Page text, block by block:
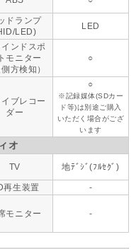
ドランプ
LED)
LED
インドスポ
モニター
側方検知）
○
イブレコー
ダー
○
※記録媒体(SDカー
ド等)は別途ご購入
いただく場合がござ
います
オ
TV 地ﾃﾞｼﾞ(ﾌﾙｾｸﾞ)
再生装置
-
モニター -